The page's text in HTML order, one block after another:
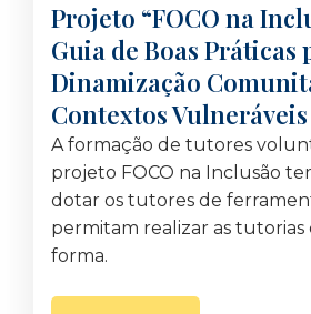
Projeto “FOCO na
Guia de Boas Práticas
Dinamização
Contextos Vulneráveis
A formação de tutores
projeto FOCO na Inclusão
dotar os tutores de
permitam realizar as
forma.